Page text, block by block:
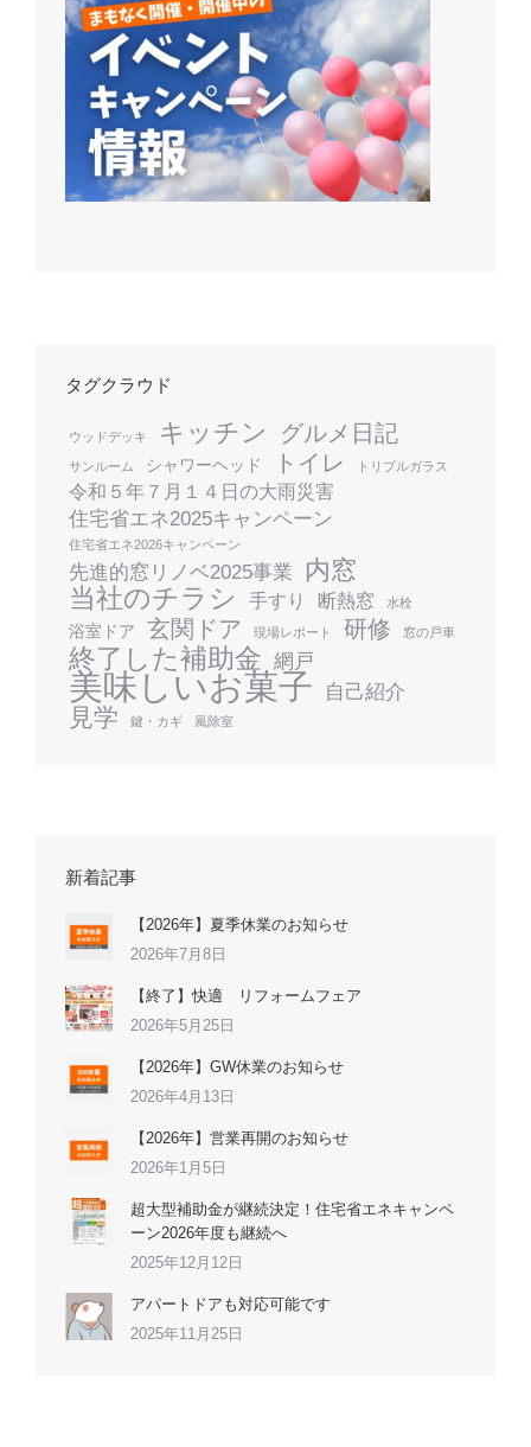
タグクラウド
ウッドデッキ キッチン グルメ日記
サンルーム シャワーヘッド トイレ トリプルガラス
令和５年７月１４日の大雨災害
住宅省エネ2025キャンペーン
住宅省エネ2026キャンペーン
先進的窓リノベ2025事業 内窓
当社のチラシ 手すり 断熱窓 水栓
浴室ドア 玄関ドア 現場レポート 研修 窓の戸車
終了した補助金 網戸
美味しいお菓子 自己紹介
見学 鍵・カギ 風除室
新着記事
【2026年】夏季休業のお知らせ
2026年7月8日
【終了】快適 リフォームフェア
2026年5月25日
【2026年】GW休業のお知らせ
2026年4月13日
【2026年】営業再開のお知らせ
2026年1月5日
超大型補助金が継続決定！住宅省エネキャンペ
ーン2026年度も継続へ
2025年12月12日
アパートドアも対応可能です
2025年11月25日